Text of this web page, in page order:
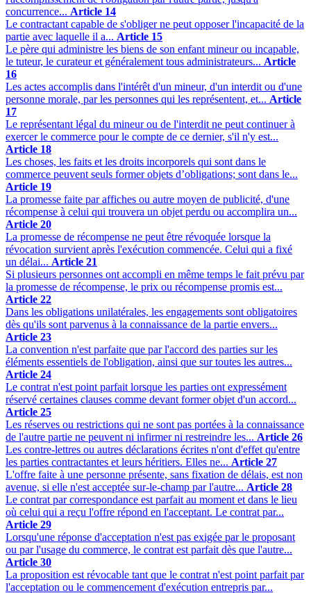
concurrence... Article 14
Le contractant capable de s'obliger ne peut opposer l'incapacité de la
partie avec laquelle il a... Article 15
Le père qui administre les biens de son enfant mineur ou incapable,
le tuteur, le curateur et généralement tous administrateurs... Article
16
Les actes accomplis dans l'intérêt d'un mineur, d'un interdit ou d'une
personne morale, par les personnes qui les représentent, et... Article
17
Le représentant légal du mineur ou de l'interdit ne peut continuer à
exercer le commerce pour le compte de ce dernier, s'il n'y est...
Article 18
Les choses, les faits et les droits incorporels qui sont dans le
commerce peuvent seuls former objets d’obligations; sont dans le...
Article 19
La promesse faite par affiches ou autre moyen de publicité, d'une
récompense à celui qui trouvera un objet perdu ou accomplira un...
Article 20
La promesse de récompense ne peut être révoquée lorsque la
révocation survient après l'exécution commencée. Celui qui a fixé
un délai... Article 21
Si plusieurs personnes ont accompli en même temps le fait prévu par
la promesse de récompense, le prix ou récompense promis est...
Article 22
Dans les obligations unilatérales, les engagements sont obligatoires
dès qu'ils sont parvenus à la connaissance de la partie envers...
Article 23
La convention n'est parfaite que par l'accord des parties sur les
éléments essentiels de l'obligation, ainsi que sur toutes les autres...
Article 24
Le contrat n'est point parfait lorsque les parties ont expressément
réservé certaines clauses comme devant former objet d'un accord...
Article 25
Les réserves ou restrictions qui ne sont pas portées à la connaissance
de l'autre partie ne peuvent ni infirmer ni restreindre les... Article 26
Les contre-lettres ou autres déclarations écrites n'ont d'effet qu'entre
les parties contractantes et leurs héritiers. Elles ne... Article 27
L'offre faite à une personne présente, sans fixation de délais, est non
avenue, si elle n'est acceptée sur-le-champ par l'autre... Article 28
Le contrat par correspondance est parfait au moment et dans le lieu
où celui qui a reçu l'offre répond en l'acceptant. Le contrat par...
Article 29
Lorsqu'une réponse d'acceptation n'est pas exigée par le proposant
ou par l'usage du commerce, le contrat est parfait dès que l'autre...
Article 30
La proposition est révocable tant que le contrat n'est point parfait par
l'acceptation ou le commencement d'exécution entrepris par...